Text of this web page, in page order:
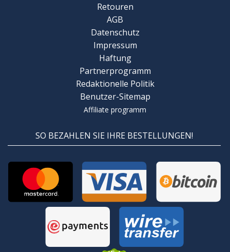
Retouren
AGB
Datenschutz
Impressum
Haftung
Partnerprogramm
Redaktionelle Politik
Benutzer-Sitemap
Affiliate programm
SO BEZAHLEN SIE IHRE BESTELLUNGEN!